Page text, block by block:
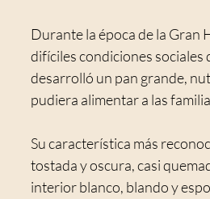
Durante la época de la Gran
difíciles condiciones sociales
desarrolló un pan grande,
pudiera alimentar a las
Su característica más
tostada y oscura, casi
interior blanco, blando y